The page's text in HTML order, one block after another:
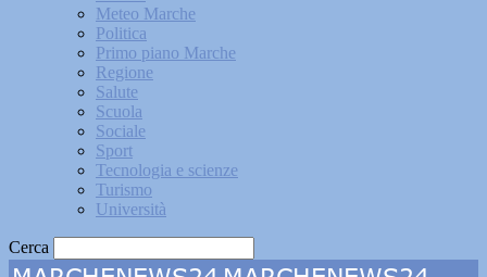
Meteo Marche
Politica
Primo piano Marche
Regione
Salute
Scuola
Sociale
Sport
Tecnologia e scienze
Turismo
Università
Cerca